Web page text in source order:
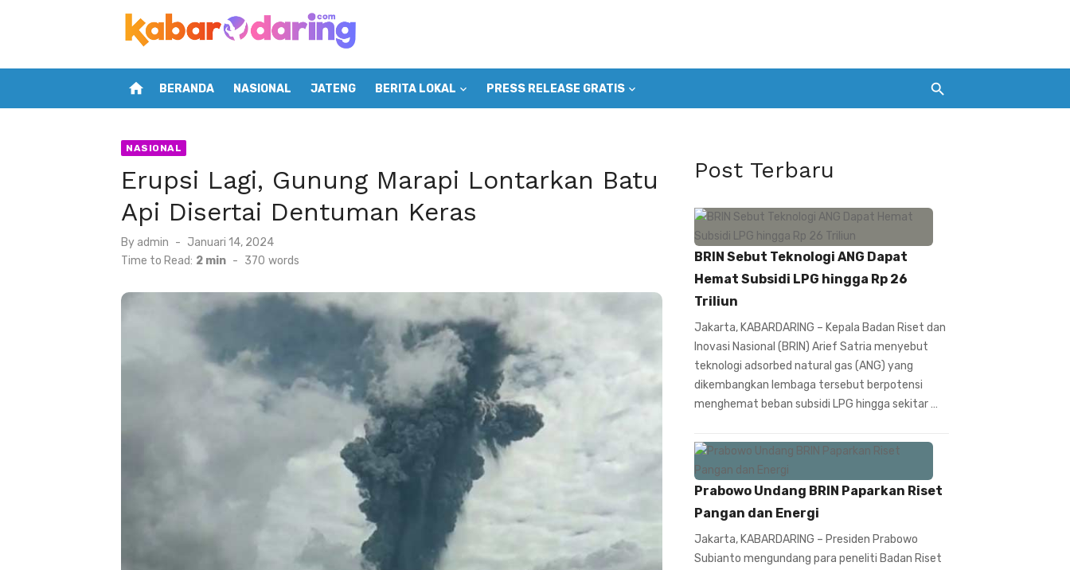
home BERANDA NASIONAL JATENG BERITA LOKAL PRESS RELEASE GRATIS
NASIONAL
Erupsi Lagi, Gunung Marapi Lontarkan Batu
Api Disertai Dentuman Keras
By admin
Posted
on
Januari 14, 2024
Time to Read: 2 min - 370 words
Post Terbaru
BRIN Sebut Teknologi ANG Dapat
Hemat Subsidi LPG hingga Rp 26
Triliun
Jakarta, KABARDARING – Kepala Badan Riset dan
Inovasi Nasional (BRIN) Arief Satria menyebut
teknologi adsorbed natural gas (ANG) yang
dikembangkan lembaga tersebut berpotensi
menghemat beban subsidi LPG hingga sekitar …
Prabowo Undang BRIN Paparkan Riset
Pangan dan Energi
Jakarta, KABARDARING – Presiden Prabowo
Subianto mengundang para peneliti Badan Riset